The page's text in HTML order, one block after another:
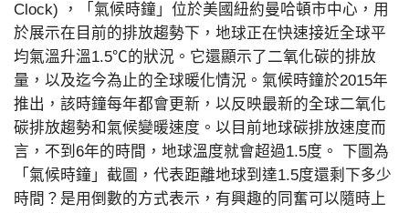
Clock) ，「氣候時鐘」位於美國紐約曼哈頓市中心，用
於展示在目前的排放趨勢下，地球正在快速接近全球平
均氣溫升溫1.5℃的狀況。它還顯示了二氧化碳的排放
量，以及迄今為止的全球暖化情況。氣候時鐘於2015年
推出，該時鐘每年都會更新，以反映最新的全球二氧化
碳排放趨勢和氣候變暖速度。以目前地球碳排放速度而
言，不到6年的時間，地球溫度就會超過1.5度。 下圖為
「氣候時鐘」截圖，代表距離地球到達1.5度還剩下多少
時間？是用倒數的方式表示，有興趣的同奮可以隨時上